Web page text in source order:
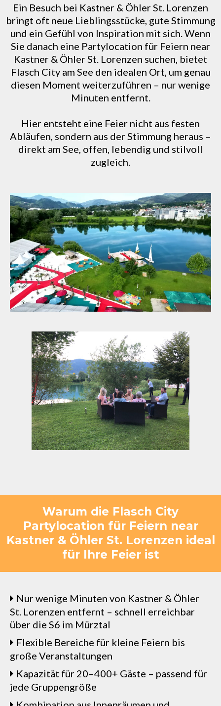
Ein Besuch bei Kastner & Öhler St. Lorenzen
bringt oft neue Lieblingsstücke, gute Stimmung
und ein Gefühl von Inspiration mit sich. Wenn
Sie danach eine Partylocation für Feiern near
Kastner & Öhler St. Lorenzen suchen, bietet
Flasch City am See den idealen Ort, um genau
diesen Moment weiterzuführen – nur wenige
Minuten entfernt.
Hier entsteht eine Feier nicht aus festen
Abläufen, sondern aus der Stimmung heraus –
direkt am See, offen, lebendig und stilvoll
zugleich.
Warum die Flasch City
Partylocation für Feiern near
Kastner & Öhler St. Lorenzen ideal
für Ihre Feier ist
Nur wenige Minuten von Kastner & Öhler
St. Lorenzen entfernt – schnell erreichbar
über die S6 im Mürztal
Flexible Bereiche für kleine Feiern bis
große Veranstaltungen
Kapazität für 20–400+ Gäste – passend für
jede Gruppengröße